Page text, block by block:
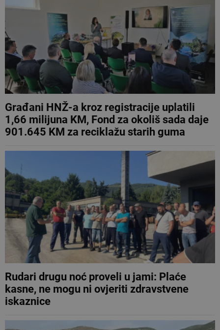
Građani HNŽ-a kroz registracije uplatili
1,66 milijuna KM, Fond za okoliš sada daje
901.645 KM za reciklažu starih guma
Rudari drugu noć proveli u jami: Plaće
kasne, ne mogu ni ovjeriti zdravstvene
iskaznice